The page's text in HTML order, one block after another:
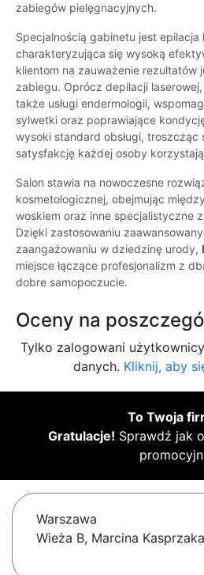
zabiegów pielęgnacyjnych.
Specjalnością gabinetu jest epilacja
charakteryzująca się wysoką
klientom na zauważenie rezultatów
zabiegu. Oprócz depilacji
także usługi endermologii,
sylwetki oraz poprawiające
wysoki standard obsługi, troszcząc
satysfakcję każdej osoby
Salon stawia na nowoczesne
kosmetologicznej, obejmując
woskiem oraz inne specjalistyczne
Dzięki zastosowaniu
zaangażowaniu w dziedzinę urody,
miejsce łączące profesjonalizm z
dobre samopoczucie.
Oceny na
Tylko zalogowani
danych. Kliknij, aby
To Twoja
Gratulacje! Sprawdź jak
Warszawa
Wieża B, Marcina